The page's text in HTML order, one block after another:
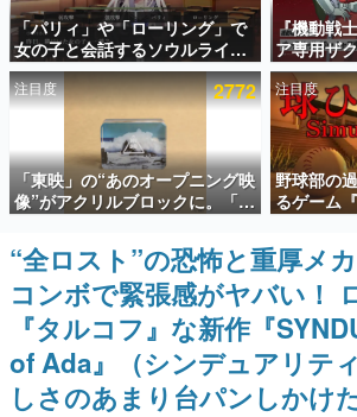
アプリセール情報
インタビュー
連載・特集一覧
殿堂入り記事
SNS拡散数が数千以上！ ページビ
ど。多くの人々に読まれた、電フ
事をまとめました。
ゲームの企画書
名作ゲームクリエイターの方々に
聞きし、ヒットする企画（ゲーム
きます。
赫本
この物語を解いてはいけない。『
の形をした短編ホラー小説集です。
「パリィ」や「ローリング」で
女の子と会話するソウルライク
恋愛ゲーム『小早川さんはソウ
ルライク』無料公開。返事に失
敗すると「YOU DIED」
『機動戦
ア専用ザ
散水ホー
本体には
ークやジ
ム、型式
注目度 2772
「東映」の“あのオープニング映
像”がアクリルブロックに。「東
映ヒストリカル グッズコレクシ
ョン」が8月下旬より発売
注目度
野球部の
るゲーム
Simulator
シュリス
対応し
ダム・カ
プロ野球
“全ロスト”の恐怖と重厚メ
コンボで緊張感がヤバい！
『タルコフ』な新作『
of Ada』（シンデュアリテ
しさのあまり台パンしかけ